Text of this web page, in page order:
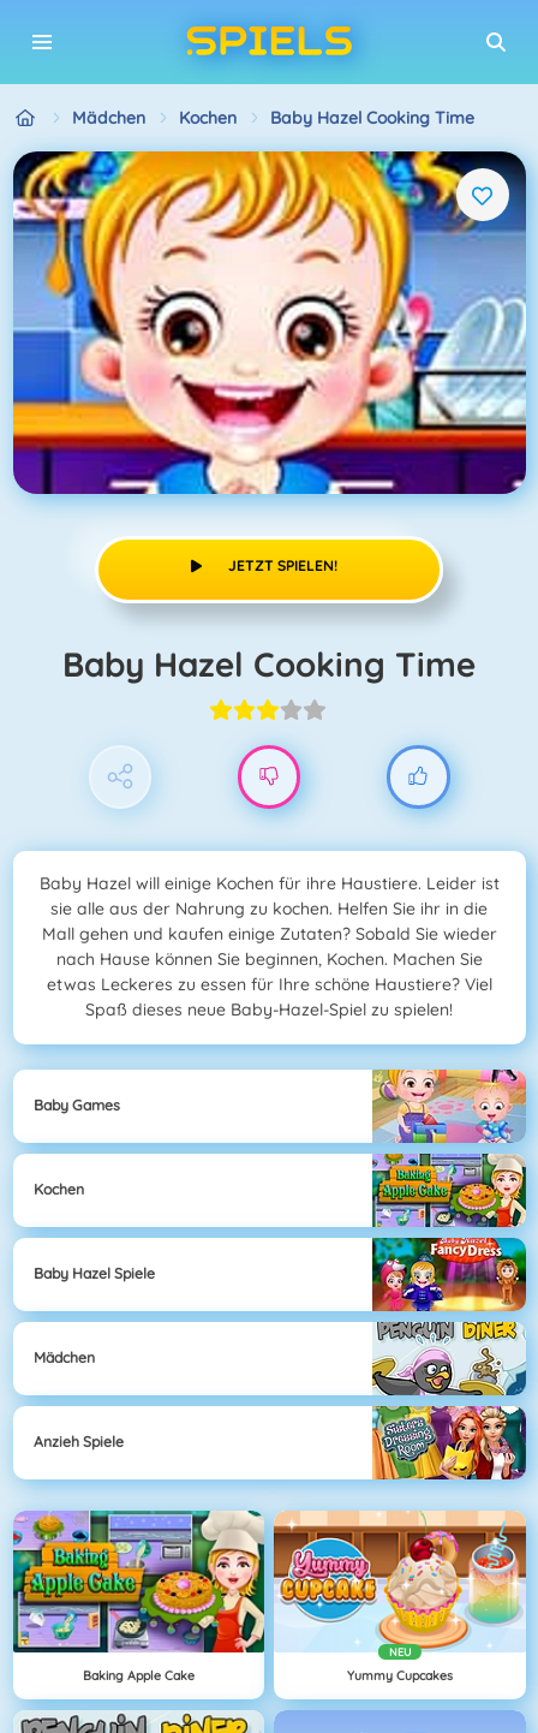
Mädchen Kochen Baby Hazel Cooking Time
JETZT SPIELEN!
Baby Hazel Cooking Time
Baby Hazel will einige Kochen für ihre Haustiere. Leider ist
sie alle aus der Nahrung zu kochen. Helfen Sie ihr in die
Mall gehen und kaufen einige Zutaten? Sobald Sie wieder
nach Hause können Sie beginnen, Kochen. Machen Sie
etwas Leckeres zu essen für Ihre schöne Haustiere? Viel
Spaß dieses neue Baby-Hazel-Spiel zu spielen!
Baby Games
Kochen
Baby Hazel Spiele
Mädchen
Anzieh Spiele
Baking Apple Cake
NEU
Yummy Cupcakes